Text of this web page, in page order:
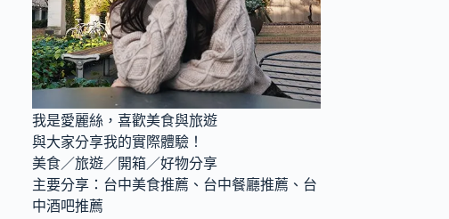
我是愛麗絲，喜歡美食與旅遊
與大家分享我的實際體驗！
美食／旅遊／開箱／好物分享
主要分享：台中美食推薦、台中餐廳推薦、台
中酒吧推薦